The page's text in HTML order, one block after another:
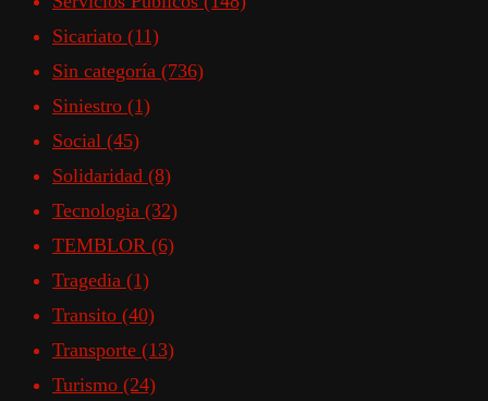
Sicariato (11)
Sin categoría (736)
Siniestro (1)
Social (45)
Solidaridad (8)
Tecnologia (32)
TEMBLOR (6)
Tragedia (1)
Transito (40)
Transporte (13)
Turismo (24)